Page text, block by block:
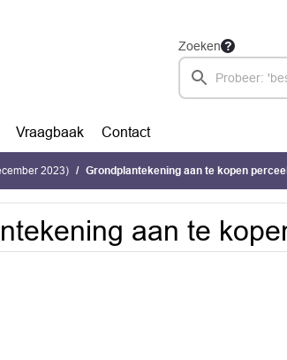
Zoeken
Vraagbaak Contact
2023) Grondplantekening aan te kopen perceel
aan te